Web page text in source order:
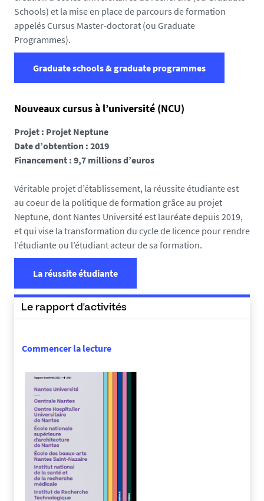
Schools) et la mise en place de parcours de formation
appelés Cursus Master-doctorat (ou Graduate
Programmes).
Graduate schools & graduate programmes
Nouveaux cursus à l’université (NCU)
Projet : Projet Neptune
Date d’obtention : 2019
Financement : 9,7 millions d’euros
Véritable projet d’établissement, la réussite étudiante est
au coeur de la politique de formation grâce au projet
Neptune, dont Nantes Université est lauréate depuis 2019,
et qui vise la transformation du cycle de licence pour rendre
l’étudiante ou l’étudiant acteur de sa formation.
La réussite étudiante
Le rapport d'activités
Commencer la lecture